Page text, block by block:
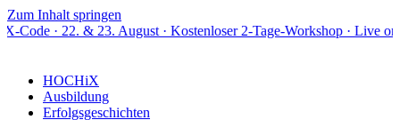
Zum Inhalt springen
& 23. August · Kostenloser 2-Tage-Workshop · Live online
HOCHiX
Ausbildung
Erfolgsgeschichten